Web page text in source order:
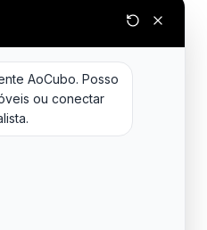
AoCubo. Posso
ou conectar